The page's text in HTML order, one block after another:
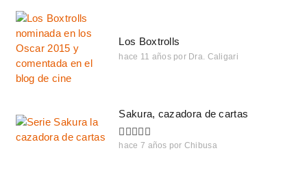
Los Boxtrolls
hace 11 años por Dra. Caligari
Sakura, cazadora de cartas
hace 7 años por Chibusa